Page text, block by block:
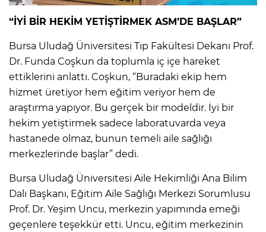
“İYİ BİR HEKİM YETİŞTİRMEK ASM’DE BAŞLAR”
Bursa Uludağ Üniversitesi Tıp Fakültesi Dekanı Prof.
Dr. Funda Coşkun da toplumla iç içe hareket
ettiklerini anlattı. Coşkun, “Buradaki ekip hem
hizmet üretiyor hem eğitim veriyor hem de
araştırma yapıyor. Bu gerçek bir modeldir. İyi bir
hekim yetiştirmek sadece laboratuvarda veya
hastanede olmaz, bunun temeli aile sağlığı
merkezlerinde başlar” dedi.
Bursa Uludağ Üniversitesi Aile Hekimliği Ana Bilim
Dalı Başkanı, Eğitim Aile Sağlığı Merkezi Sorumlusu
Prof. Dr. Yeşim Uncu, merkezin yapımında emeği
geçenlere teşekkür etti. Uncu, eğitim merkezinin